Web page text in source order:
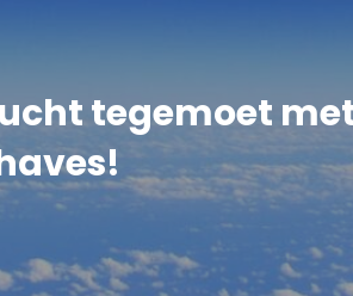
tegemoet